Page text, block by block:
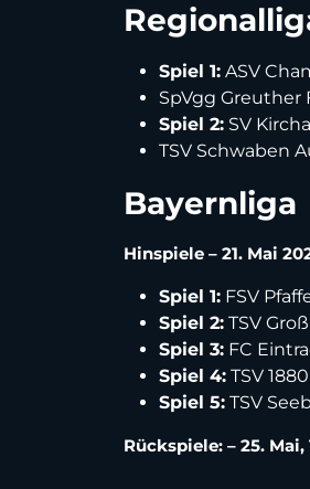
Spiel 1: ASV
SpVgg Greuther
Spiel 2: SV
TSV Schwaben
Bayernliga
Hinspiele – 21. Mai
Spiel 1: FSV
Spiel 2: TSV
Spiel 3: FC
Spiel 4: TSV
Spiel 5: TSV
Rückspiele: – 25. Mai,